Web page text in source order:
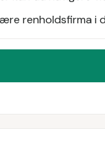
renholdsfirma i